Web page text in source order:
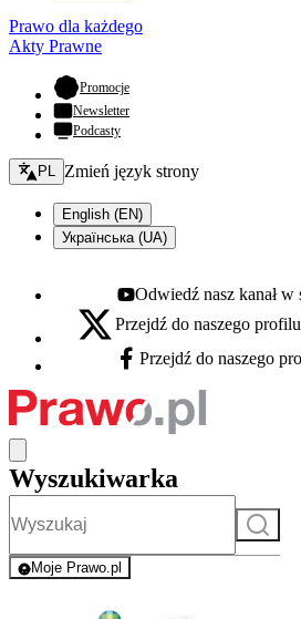
Prawo dla każdego
Akty Prawne
Promocje- otwiera się w nowej karcie
Newsletter
Podcasty
Zmień język - bieżący:
PL Zmień język strony
English (EN)
Українська (UA)
Youtube - otwiera się w nowej
Odwiedź nasz kanał w
X - otwiera się w nowej karcie
Przejdź do naszego
Facebook - otwiera się w nowej
Przejdź do naszego
Wyszukiwarka
Szukaj
Moje Prawo.pl
- rejestracja i logowanie do serwisu